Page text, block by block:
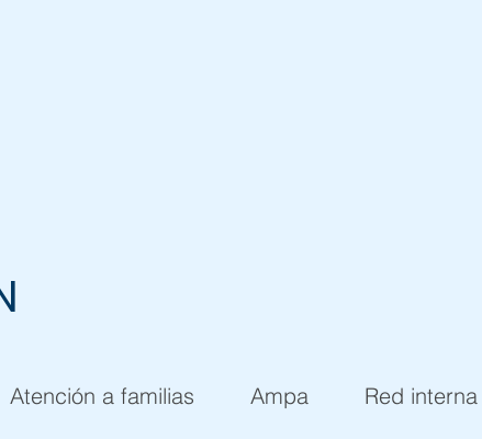
Atención a familias Ampa Red interna